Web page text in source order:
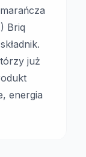
Briq
już
energia